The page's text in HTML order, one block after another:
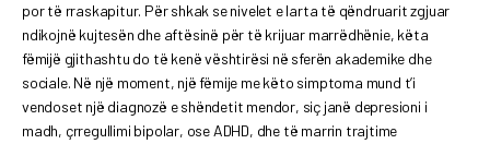
por të rraskapitur. Për shkak se nivelet e larta të qëndruarit zgjuar
ndikojnë kujtesën dhe aftësinë për të krijuar marrëdhënie, këta
fëmijë gjithashtu do të kenë vështirësi në sferën akademike dhe
sociale. Në një moment, një fëmije me këto simptoma mund t’i
vendoset një diagnozë e shëndetit mendor, siç janë depresioni i
madh, çrregullimi bipolar, ose ADHD, dhe të marrin trajtime